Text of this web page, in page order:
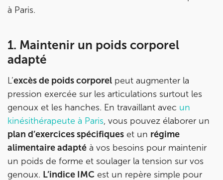
à Paris.
1. Maintenir un poids corporel
adapté
L’excès de poids corporel peut augmenter la
pression exercée sur les articulations surtout les
genoux et les hanches. En travaillant avec un
kinésithérapeute à Paris, vous pouvez élaborer un
plan d’exercices spécifiques et un régime
alimentaire adapté à vos besoins pour maintenir
un poids de forme et soulager la tension sur vos
genoux. L’indice IMC est un repère simple pour
75015 Paris
75015 Paris
Prenez RDV sur
Prenez RDV sur
IK PARIS 6 – CASSETTE
1 Rue Cassette 75006 Paris
1 Rue Cassette 75006 Paris
01 42 84 06 95